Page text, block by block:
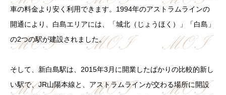
車の料金より安く利用できます。1994年のアストラムラインの
開通により、白島エリアには、「城北（じょうほく）」「白島」
の2つの駅が建設されました。
そして、新白島駅は、2015年3月に開業したばかりの比較的新し
い駅で、JR山陽本線と、アストラムラインが交わる場所に開設